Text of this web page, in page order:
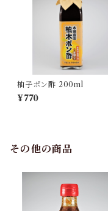
柚子ポン酢 200ml
¥770
その他の商品